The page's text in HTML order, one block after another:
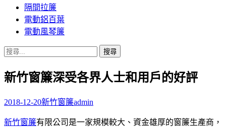
隔間拉簾
電動鋁百葉
電動風琴簾
搜
關
字:
新竹窗簾深受各界人士和用戶的好評
2018-12-20新竹窗簾admin
新竹窗簾有限公司是一家規模較大、資金雄厚的窗簾生產商，